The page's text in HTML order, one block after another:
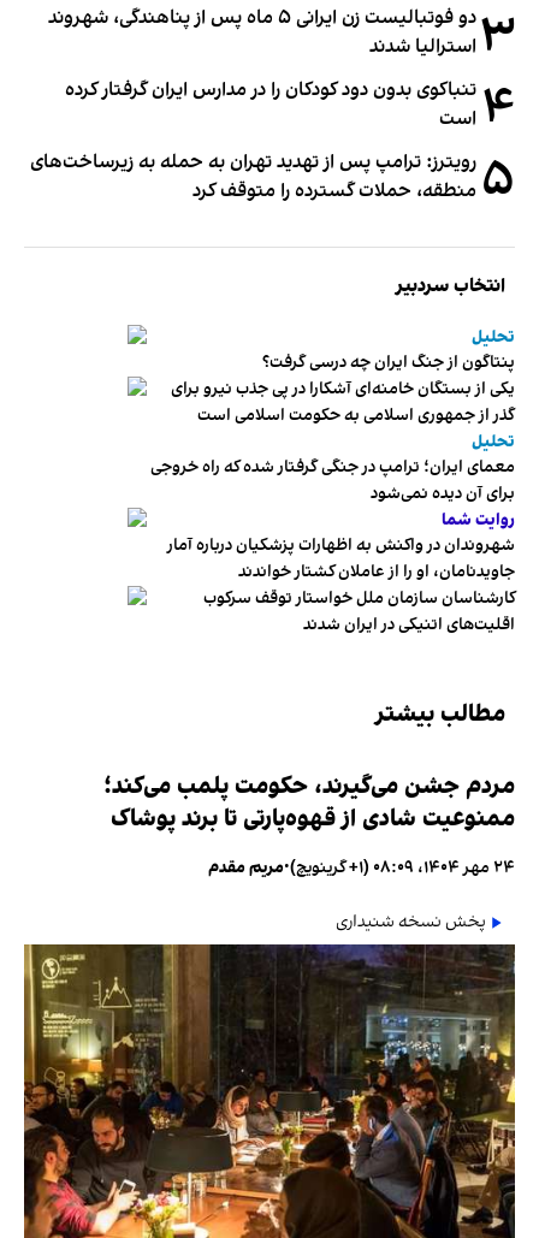
۳
دو فوتبالیست زن ایرانی ۵ ماه پس از پناهندگی، شهروند
استرالیا شدند
۴ تنباکوی بدون دود کودکان را در مدارس ایران گرفتار کرده
است
۵ رویترز: ترامپ پس از تهدید تهران به حمله به زیرساخت‌های
منطقه، حملات گسترده را متوقف کرد
انتخاب سردبیر
تحلیل
پنتاگون از جنگ ایران چه درسی گرفت؟
یکی از بستگان خامنه‌ای آشکارا در پی جذب نیرو برای
گذر از جمهوری اسلامی به حکومت اسلامی است
تحلیل
معمای ایران؛ ترامپ در جنگی گرفتار شده که راه خروجی
برای آن دیده نمی‌شود
روایت شما
شهروندان در واکنش به اظهارات پزشکیان درباره آمار
جاویدنامان، او را از عاملان کشتار خواندند
کارشناسان سازمان ملل خواستار توقف سرکوب
اقلیت‌های اتنیکی در ایران شدند
مطالب بیشتر
مردم جشن می‌گیرند، حکومت پلمب می‌کند؛
ممنوعیت شادی از قهوه‌پارتی تا برند پوشاک
۲۴ مهر ۱۴۰۴، ۰۸:۰۹ (‎+۱ گرینویچ) •مریم مقدم
پخش نسخه شنیداری